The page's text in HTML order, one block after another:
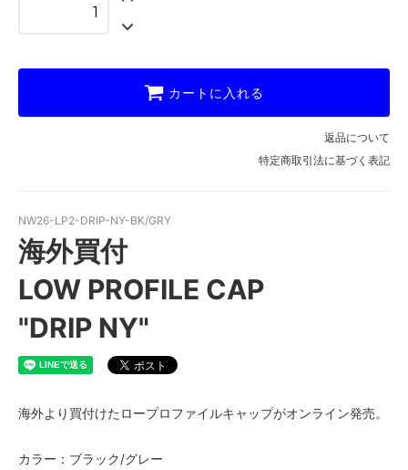
カートに入れる
返品について
特定商取引法に基づく表記
NW26-LP2-DRIP-NY-BK/GRY
海外買付
LOW PROFILE CAP
"DRIP NY"
海外より買付けたロープロファイルキャップがオンライン発売。
カラー：ブラック/グレー